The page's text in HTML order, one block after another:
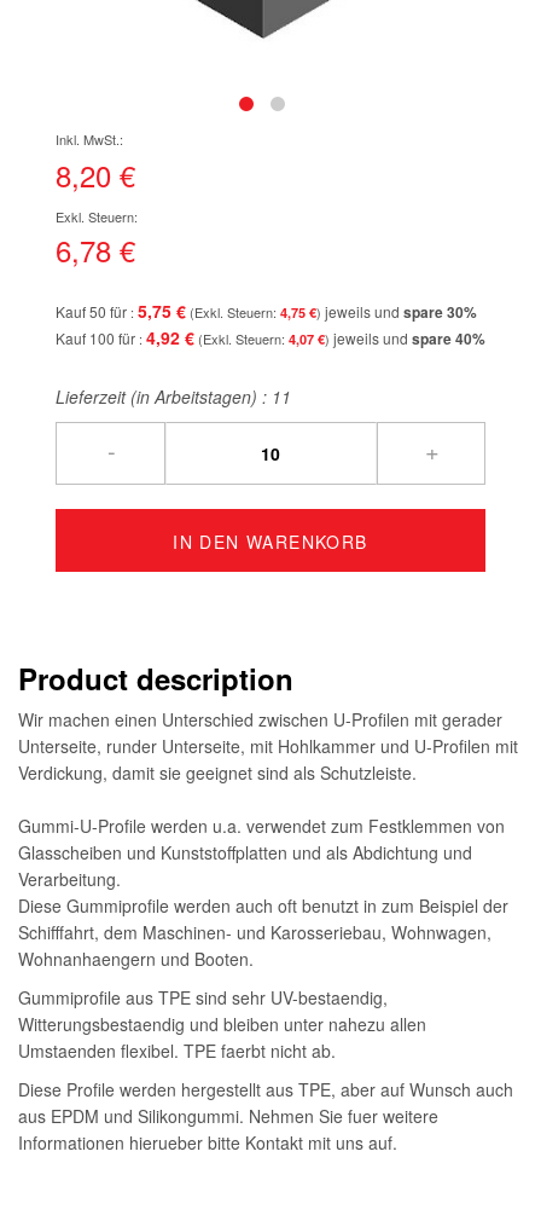
der
Bildgalerie
8,20 €
6,78 €
Kauf 50 für 5,75 € 4,75 € jeweils und spare30%
Kauf 100 für 4,92 € 4,07 € jeweils und spare40%
Lieferzeit (in Arbeitstagen) : 11
- +
IN DEN WARENKORB
Product description
Wir machen einen Unterschied zwischen U-Profilen mit gerader
Unterseite, runder Unterseite, mit Hohlkammer und U-Profilen mit
Verdickung, damit sie geeignet sind als Schutzleiste.
Gummi-U-Profile werden u.a. verwendet zum Festklemmen von
Glasscheiben und Kunststoffplatten und als Abdichtung und
Verarbeitung.
Diese Gummiprofile werden auch oft benutzt in zum Beispiel der
Schifffahrt, dem Maschinen- und Karosseriebau, Wohnwagen,
Wohnanhaengern und Booten.
Gummiprofile aus TPE sind sehr UV-bestaendig,
Witterungsbestaendig und bleiben unter nahezu allen
Umstaenden flexibel. TPE faerbt nicht ab.
Diese Profile werden hergestellt aus TPE, aber auf Wunsch auch
aus EPDM und Silikongummi. Nehmen Sie fuer weitere
Informationen hierueber bitte Kontakt mit uns auf.